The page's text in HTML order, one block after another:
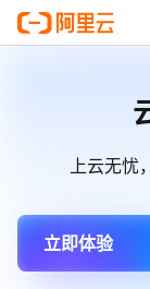
上云无忧
立即体验